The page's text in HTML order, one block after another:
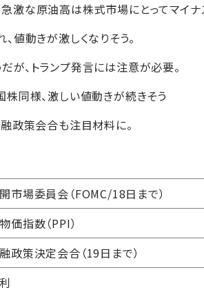
な原油高は株式市場にとってマイナ
動きが激しくなりそう。
、トランプ発言には注意が必要。
同様、激しい値動きが続きそう
政策会合も注目材料に。
市場委員会（FOMC/18日まで）
価指数（PPI）
政策決定会合（19日まで）